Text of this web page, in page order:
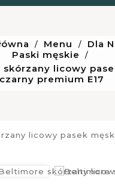
Menu
Dla
Paski męskie
licowy
czarny premium E17